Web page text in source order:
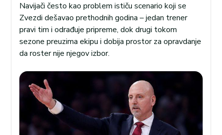
Navijači često kao problem ističu scenario koji se
Zvezdi dešavao prethodnih godina – jedan trener
pravi tim i odrađuje pripreme, dok drugi tokom
sezone preuzima ekipu i dobija prostor za opravdanje
da roster nije njegov izbor.